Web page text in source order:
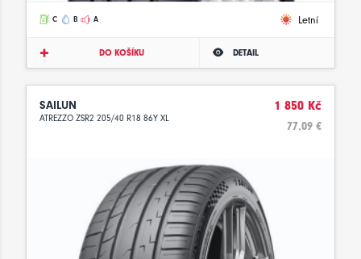
C B A Letní
DO KOŠÍKU DETAIL
SAILUN
ATREZZO ZSR2 205/40 R18 86Y XL
1 850 Kč
77.09 €